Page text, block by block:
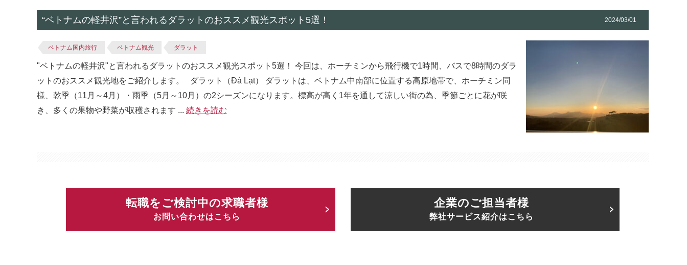
“ベトナムの軽井沢”と言われるダラットのおススメ観光スポット5選！ 2024/03/01
ベトナム国内旅行 ベトナム観光 ダラット
"ベトナムの軽井沢"と言われるダラットのおススメ観光スポット5選！ 今回は、ホーチミンから飛行機で1時間、バスで8時間のダラ
ットのおススメ観光地をご紹介します。 ダラット（Đà Lạt） ダラットは、ベトナム中南部に位置する高原地帯で、ホーチミン同
様、乾季（11月～4月）・雨季（5月～10月）の2シーズンになります。標高が高く1年を通して涼しい街の為、季節ごとに花が咲
き、多くの果物や野菜が収穫されます ... 続きを読む
転職をご検討中の求職者様
お問い合わせはこちら
企業のご担当者様
弊社サービス紹介はこちら